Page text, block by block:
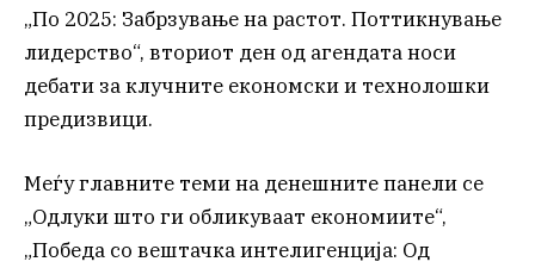
„По 2025: Забрзување на растот. Поттикнување
лидерство“, вториот ден од агендата носи
дебати за клучните економски и технолошки
предизвици.
Меѓу главните теми на денешните панели се
„Одлуки што ги обликуваат економиите“,
„Победа со вештачка интелигенција: Од